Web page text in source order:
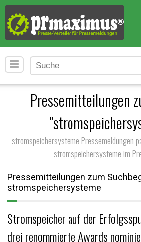
Pressemitteilungen
stromspeichersysteme Pressemeldungen
stromspeichersysteme im
Pressemitteilungen zum
stromspeichersysteme
Stromspeicher auf der
drei renommierte Awards